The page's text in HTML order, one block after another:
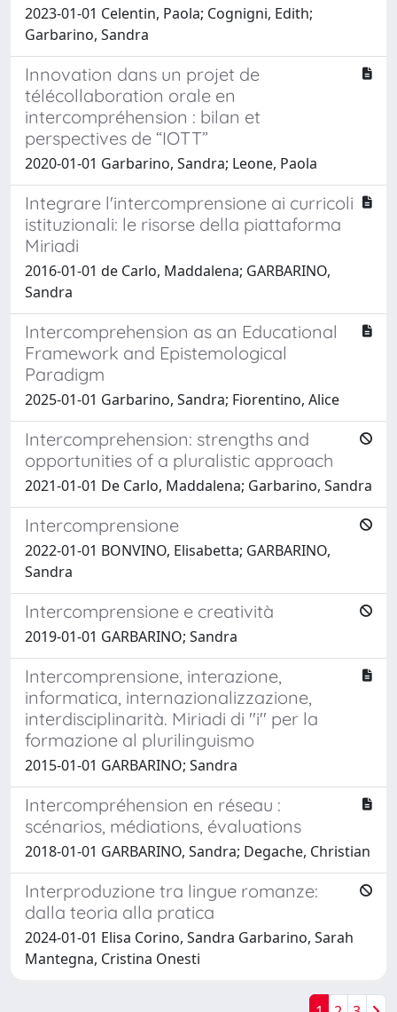
2023-01-01 Celentin, Paola; Cognigni, Edith;
Garbarino, Sandra
Innovation dans un projet de
télécollaboration orale en
intercompréhension : bilan et
perspectives de “IOTT”
2020-01-01 Garbarino, Sandra; Leone, Paola
Integrare l'intercomprensione ai curricoli
istituzionali: le risorse della piattaforma
Miriadi
2016-01-01 de Carlo, Maddalena; GARBARINO,
Sandra
Intercomprehension as an Educational
Framework and Epistemological
Paradigm
2025-01-01 Garbarino, Sandra; Fiorentino, Alice
Intercomprehension: strengths and
opportunities of a pluralistic approach
2021-01-01 De Carlo, Maddalena; Garbarino, Sandra
Intercomprensione
2022-01-01 BONVINO, Elisabetta; GARBARINO,
Sandra
Intercomprensione e creatività
2019-01-01 GARBARINO; Sandra
Intercomprensione, interazione,
informatica, internazionalizzazione,
interdisciplinarità. Miriadi di ''i'' per la
formazione al plurilinguismo
2015-01-01 GARBARINO; Sandra
Intercompréhension en réseau :
scénarios, médiations, évaluations
2018-01-01 GARBARINO, Sandra; Degache, Christian
Interproduzione tra lingue romanze:
dalla teoria alla pratica
2024-01-01 Elisa Corino, Sandra Garbarino, Sarah
Mantegna, Cristina Onesti